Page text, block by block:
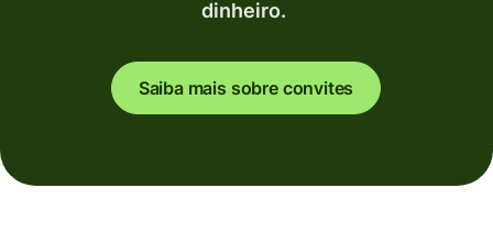
dinheiro.
Saiba mais sobre convites